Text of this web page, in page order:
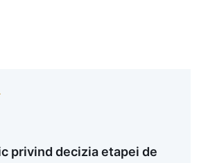
privind decizia etapei de